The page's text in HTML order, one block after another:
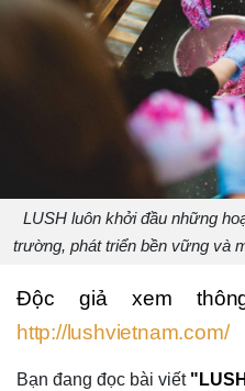
LUSH luôn khởi đầu những
trường, phát triển bền vững và
Độc giả xem
http://lushvietnam.com/​
Bạn đang đọc bài viết